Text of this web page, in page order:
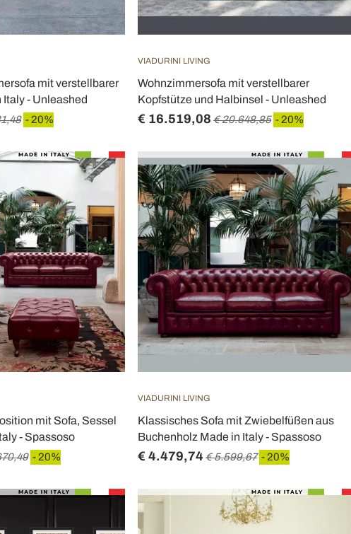
mit verstellbarer
- Unleashed
- 20%
VIADURINI LIVING
Wohnzimmersofa mit verstellbarer
Kopfstütze und Halbinsel - Unleashed
€ 16.519,08 € 20.648,85 - 20%
mit Sofa, Sessel
- Spassoso
- 20%
VIADURINI LIVING
Klassisches Sofa mit Zwiebelfüßen aus
Buchenholz Made in Italy - Spassoso
€ 4.479,74€ 5.599,67 - 20%